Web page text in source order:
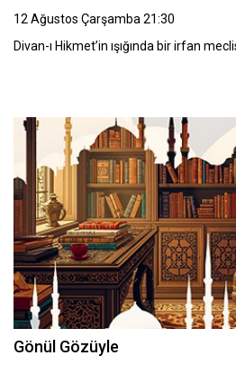
Gönül Gözüyle
12 Ağustos Çarşamba 21:30
Divan-ı Hikmet’in ışığında bir irfan